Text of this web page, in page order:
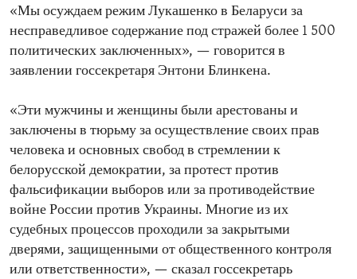
«Мы осуждаем режим Лукашенко в Беларуси за
несправедливое содержание под стражей более 1 500
политических заключенных», — говорится в
заявлении госсекретаря Энтони Блинкена.
«Эти мужчины и женщины были арестованы и
заключены в тюрьму за осуществление своих прав
человека и основных свобод в стремлении к
белорусской демократии, за протест против
фальсификации выборов или за противодействие
войне России против Украины. Многие из их
судебных процессов проходили за закрытыми
дверями, защищенными от общественного контроля
или ответственности», — сказал госсекретарь